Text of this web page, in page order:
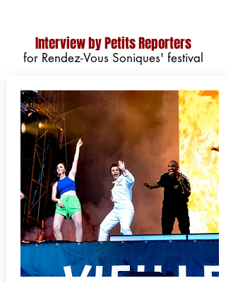
Interview by Petits Reporters
for Rendez-Vous Soniques' festival